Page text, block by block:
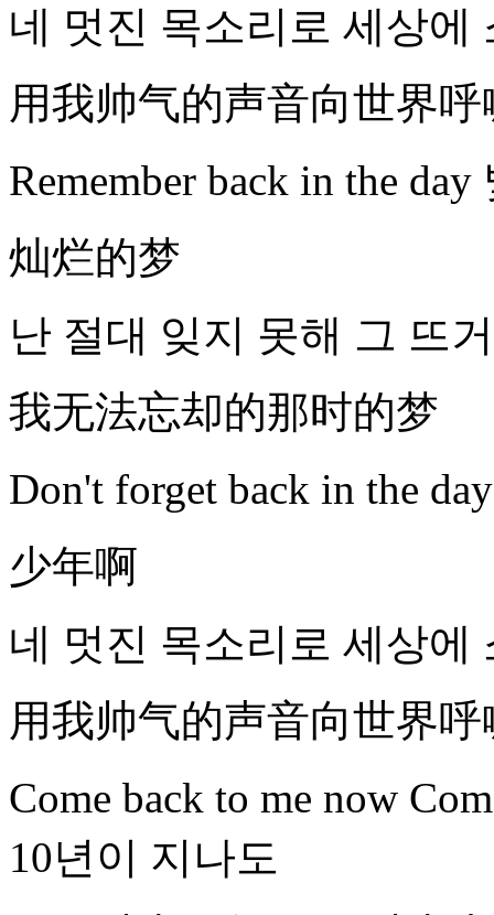
네 멋진 목소리로 세상에
用我帅气的声音向世界呼
Remember back in the
灿烂的梦
난 절대 잊지 못해 그 뜨
我无法忘却的那时的梦
Don't forget back in the
少年啊
네 멋진 목소리로 세상에
用我帅气的声音向世界呼
Come back to me now
10년이 지나도